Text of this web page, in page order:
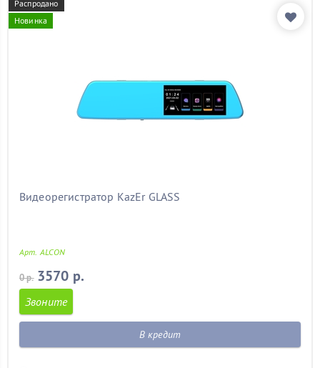
Распродано
Новинка
Видеорегистратор KazEr GLASS
Арт. ALCON
0 р. 3570 р.
Звоните
В кредит